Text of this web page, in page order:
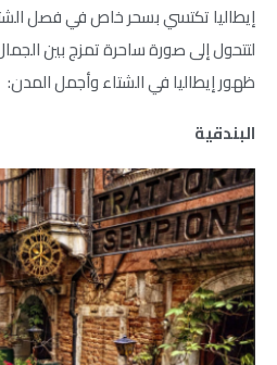
إيطاليا تكتسي بسحر خاص في فصل
لتتحول إلى صورة ساحرة تمزج بين
ظهور إيطاليا في الشتاء وأجمل المدن:
البندقية